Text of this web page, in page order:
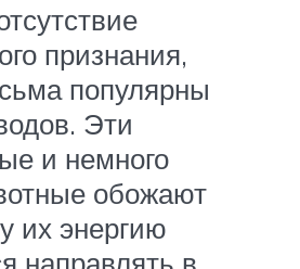
признания,
популярны
Эти
и немного
обожают
их энергию